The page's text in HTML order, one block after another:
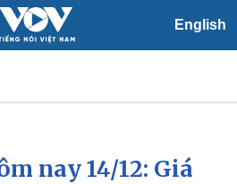
English
Xã hội
nay 14/12: Giá